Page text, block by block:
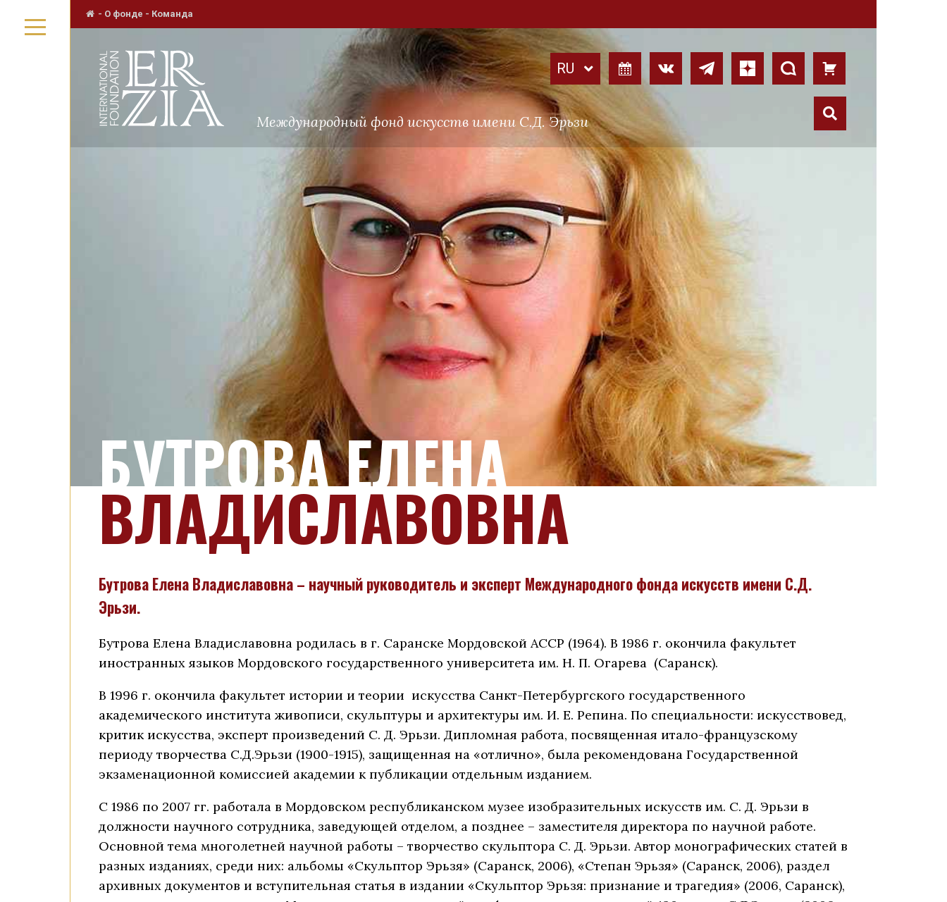
- О фонде - Команда
Международный фонд искусств имени С.Д. Эрьзи
БУТРОВА ЕЛЕНА
ВЛАДИСЛАВОВНА
Бутрова Елена Владиславовна – научный руководитель и эксперт Международного фонда искусств имени С.Д.
Эрьзи.
Бутрова Елена Владиславовна родилась в г. Саранске Мордовской АССР (1964). В 1986 г. окончила факультет
иностранных языков Мордовского государственного университета им. Н. П. Огарева (Саранск).
В 1996 г. окончила факультет истории и теории искусства Санкт-Петербургского государственного
академического института живописи, скульптуры и архитектуры им. И. Е. Репина. По специальности: искусствовед,
критик искусства, эксперт произведений С. Д. Эрьзи. Дипломная работа, посвященная итало-французскому
периоду творчества С.Д.Эрьзи (1900-1915), защищенная на «отлично», была рекомендована Государственной
экзаменационной комиссией академии к публикации отдельным изданием.
С 1986 по 2007 гг. работала в Мордовском республиканском музее изобразительных искусств им. С. Д. Эрьзи в
должности научного сотрудника, заведующей отделом, а позднее – заместителя директора по научной работе.
Основной тема многолетней научной работы – творчество скульптора С. Д. Эрьзи. Автор монографических статей в
разных изданиях, среди них: альбомы «Скульптор Эрьзя» (Саранск, 2006), «Степан Эрьзя» (Саранск, 2006), раздел
архивных документов и вступительная статья в издании «Скульптор Эрьзя: признание и трагедия» (2006, Саранск),